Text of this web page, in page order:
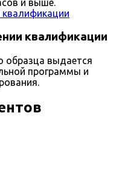
и выше.
квалификации
образца выдается
программы и